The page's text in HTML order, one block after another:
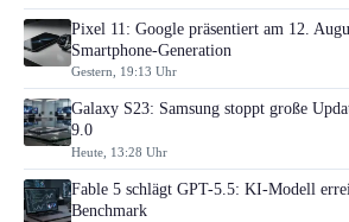
Pixel 11: Google präsentiert am 12.
Smartphone-Generation
Gestern, 19:13 Uhr
Galaxy S23: Samsung stoppt große
9.0
Heute, 13:28 Uhr
Fable 5 schlägt GPT-5.5: KI-Modell
Benchmark